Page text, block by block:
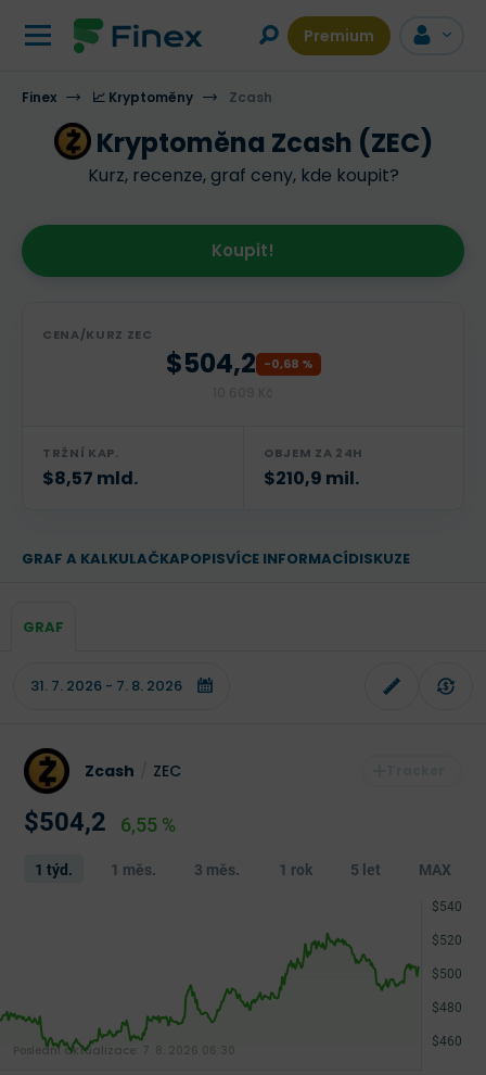
Premium
POPIS VÍCE INFORMACÍ
Finex 📈 Kryptoměny Zcash
Kryptoměna Zcash (ZEC)
Kurz, recenze, graf ceny, kde koupit?
Koupit!
CENA/KURZ ZEC
$504,2 -0,68 %
TRŽNÍ KAP.
$8,57 mld.
OBJEM ZA 24H
$210,9 mil.
GRAF A KALKULAČKAPOPISVÍCE INFORMACÍDISKUZE
GRAF
Zcash ZEC
$504,2 6,55 %
1 týd. 1 měs. 3 měs. 1 rok 5 let MAX
Poslední aktualizace: